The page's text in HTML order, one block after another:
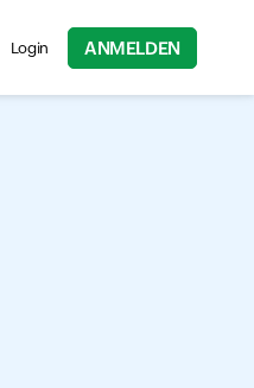
information, help articles,
Login ANMELDEN